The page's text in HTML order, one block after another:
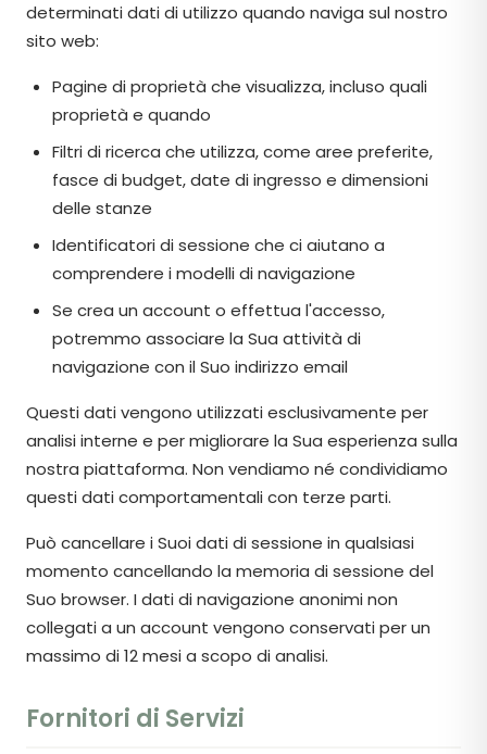
determinati dati di utilizzo quando naviga sul nostro
sito web:
Pagine di proprietà che visualizza, incluso quali
proprietà e quando
Filtri di ricerca che utilizza, come aree preferite,
fasce di budget, date di ingresso e dimensioni
delle stanze
Identificatori di sessione che ci aiutano a
comprendere i modelli di navigazione
Se crea un account o effettua l'accesso,
potremmo associare la Sua attività di
navigazione con il Suo indirizzo email
Questi dati vengono utilizzati esclusivamente per
analisi interne e per migliorare la Sua esperienza sulla
nostra piattaforma. Non vendiamo né condividiamo
questi dati comportamentali con terze parti.
Può cancellare i Suoi dati di sessione in qualsiasi
momento cancellando la memoria di sessione del
Suo browser. I dati di navigazione anonimi non
collegati a un account vengono conservati per un
massimo di 12 mesi a scopo di analisi.
Fornitori di Servizi